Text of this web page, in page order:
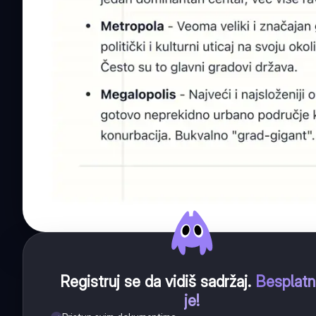
Registruj se da vidiš sadržaj.
je!